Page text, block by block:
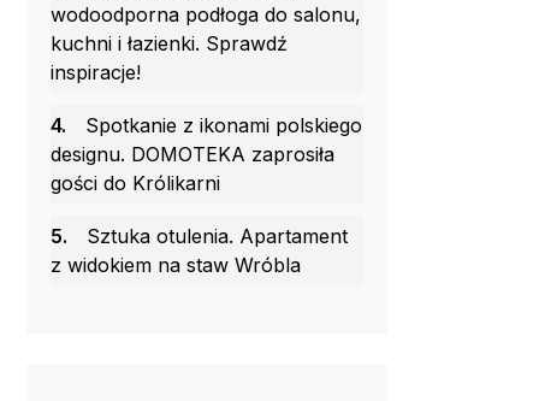
wodoodporna podłoga do salonu,
kuchni i łazienki. Sprawdź
inspiracje!
4.
Spotkanie z ikonami polskiego
designu. DOMOTEKA zaprosiła
gości do Królikarni
5.
Sztuka otulenia. Apartament
z widokiem na staw Wróbla